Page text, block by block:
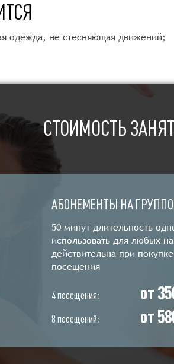
одежда, не стесняющая движений;
СТОИМОСТЬ
АБОНЕМЕНТЫ НА
50 минут длительность
использовать для любых
действительна при
посещения
4 посещения: от
8 посещений:
от